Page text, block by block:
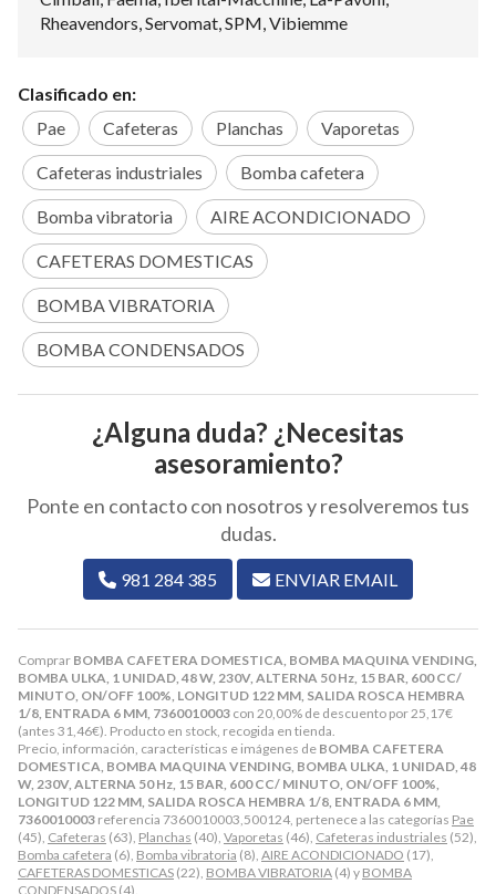
Comprar BOMBA CAFETERA DOMESTICA, BOMBA MAQUINA VENDING,
BOMBA ULKA, 1 UNIDAD, 48 W, 230V, ALTERNA 50 Hz, 15 BAR, 600 CC/
MINUTO, ON/OFF 100%, LONGITUD 122 MM, SALIDA ROSCA HEMBRA
1/8, ENTRADA 6 MM, 7360010003 con 20,00% de descuento por 25,17€
(antes 31,46€). Producto en stock, recogida en tienda.
Precio, información, características e imágenes de BOMBA CAFETERA
DOMESTICA, BOMBA MAQUINA VENDING, BOMBA ULKA, 1 UNIDAD, 48
W, 230V, ALTERNA 50 Hz, 15 BAR, 600 CC/ MINUTO, ON/OFF 100%,
LONGITUD 122 MM, SALIDA ROSCA HEMBRA 1/8, ENTRADA 6 MM,
7360010003 referencia 7360010003,500124, pertenece a las categorías Pae
(45), Cafeteras (63), Planchas (40), Vaporetas (46), Cafeteras industriales (52),
Bomba cafetera (6), Bomba vibratoria (8), AIRE ACONDICIONADO (17),
CAFETERAS DOMESTICAS (22), BOMBA VIBRATORIA (4) y BOMBA
CONDENSADOS (4).
Rheavendors, Servomat, SPM, Vibiemme
Clasificado en:
Pae
Cafeteras Planchas Vaporetas
Cafeteras industriales Bomba cafetera
Bomba vibratoria AIRE ACONDICIONADO
CAFETERAS DOMESTICAS
BOMBA VIBRATORIA
BOMBA CONDENSADOS
¿Alguna duda? ¿Necesitas
asesoramiento?
Ponte en contacto con nosotros y resolveremos tus
dudas.
981 284 385 ENVIAR EMAIL